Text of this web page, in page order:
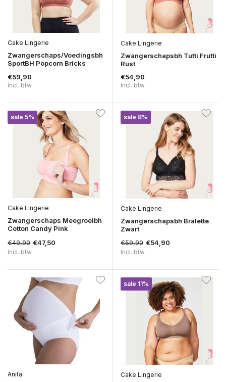
Cake Lingerie
Zwangerschaps/Voedingsbh
SportBH Popcorn Bricks
€59,90
Incl. btw
Cake Lingerie
Zwangerschapsbh Tutti Frutti
Rust
€54,90
Incl. btw
sale 5%
Cake Lingerie
Zwangerschaps Meegroeibh
Cotton Candy Pink
€49,90 €47,50
Incl. btw
sale 8%
Cake Lingerie
Zwangerschapsbh Bralette
Zwart
€59,90 €54,90
Incl. btw
Anita
sale 11%
Cake Lingerie